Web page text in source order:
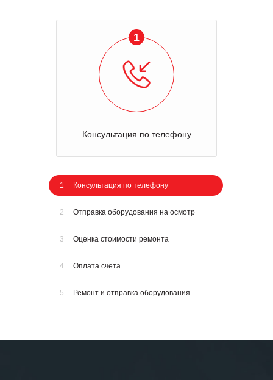
1
Консультация по телефону
1 Консультация по телефону
2 Отправка оборудования на осмотр
3 Оценка стоимости ремонта
4 Оплата счета
5 Ремонт и отправка оборудования